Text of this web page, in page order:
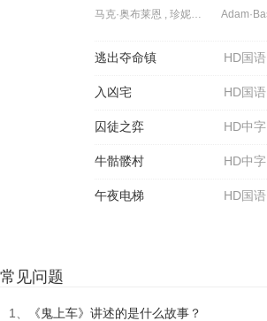
HD国语
逃出夺命镇
HD国语
入凶宅
HD中字
囚徒之弈
HD中字
牛骷髅村
HD国语
午夜电梯
常见问题
1、
《鬼上车》讲述的是什么故事？